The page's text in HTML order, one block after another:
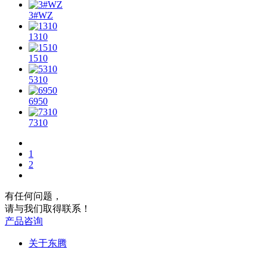
3#WZ
1310
1510
5310
6950
7310
1
2
有任何问题，
请与我们取得联系！
产品咨询
关于东腾